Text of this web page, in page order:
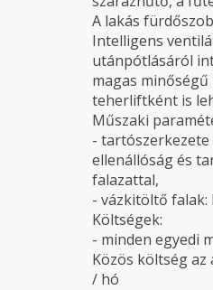
A lakás
Intelligens
utánpótlásáról
magas
teherliftként is
Műszaki
-
ellenállóság és
falazattal,
- vázkitöltő falak:
Költségek:
- minden egyedi
Közös költség az
/ hó